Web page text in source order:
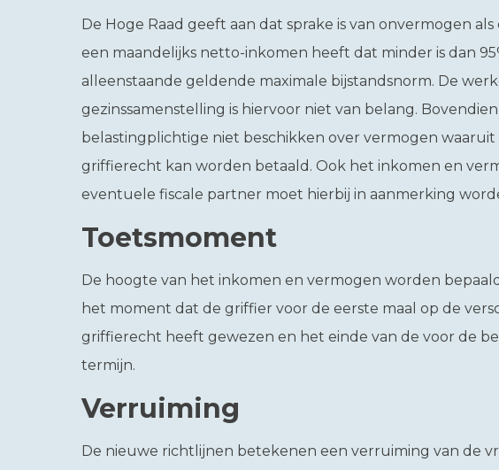
De Hoge Raad geeft aan dat sprake is van onvermogen
een maandelijks netto-inkomen heeft dat minder is dan
alleenstaande geldende maximale bijstandsnorm. De
gezinssamenstelling is hiervoor niet van belang.
belastingplichtige niet beschikken over vermogen
griffierecht kan worden betaald. Ook het inkomen en
eventuele fiscale partner moet hierbij in aanmerking
Toetsmoment
De hoogte van het inkomen en vermogen worden
het moment dat de griffier voor de eerste maal op de
griffierecht heeft gewezen en het einde van de voor de
termijn.
Verruiming
De nieuwe richtlijnen betekenen een verruiming van de